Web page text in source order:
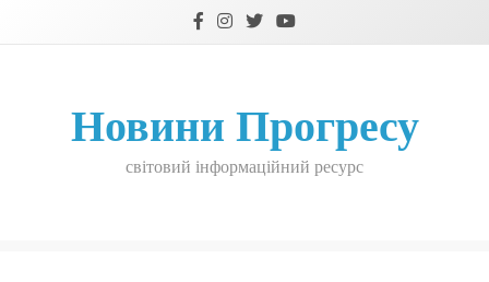
Новини Прогресу
світовий інформаційний ресурс